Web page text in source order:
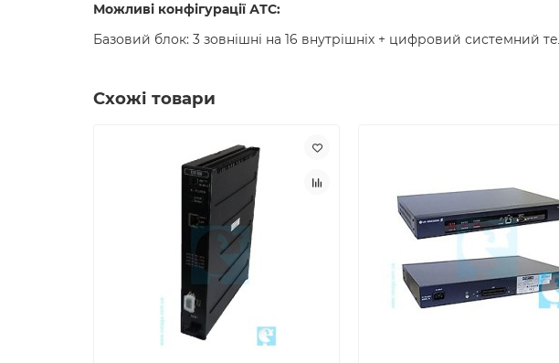
Можливі конфігурації АТС:
Базовий блок: 3 зовнішні на 16 внутрішніх + цифровий системний
Схожі товари